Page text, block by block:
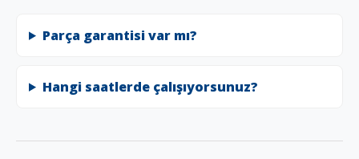
Parça garantisi var mı?
Hangi saatlerde çalışıyorsunuz?